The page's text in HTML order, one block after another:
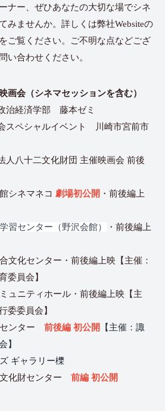
ナー、ぜひあなたの大切な場でシネ
みませんか。詳しくは弊社Websiteの
をご覧ください。ご不明な点などござ
い合わせください。
画会（シネマセッションを含む）
治経済学部 藤本ゼミ
スペシャルイベント 川崎市宮前市
八十二文化財団 主催映画会 前後
シネマネコ 劇場初公開 ・前後編上
習センター（野沢会館）
・前後編上
文化センター・前後編上映【主催：
委員会】
ュニティホール・前後編上映【主
委委員会】
センター前後編 初公開
【主催：諏
】
ギャラリー櫟
文化財センター前編 初公開